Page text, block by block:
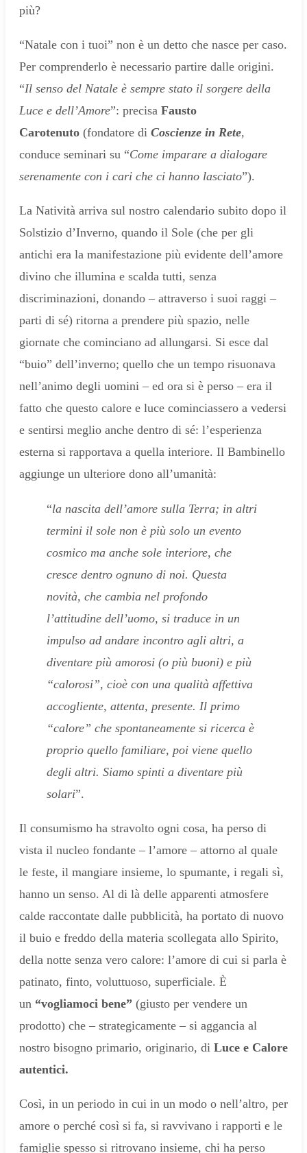
più?
“Natale con i tuoi” non è un detto che nasce per caso.
Per comprenderlo è necessario partire dalle origini.
“Il senso del Natale è sempre stato il sorgere della
Luce e dell’Amore”: precisa Fausto
Carotenuto (fondatore di Coscienze in Rete,
conduce seminari su “Come imparare a dialogare
serenamente con i cari che ci hanno lasciato”).
La Natività arriva sul nostro calendario subito dopo il
Solstizio d’Inverno, quando il Sole (che per gli
antichi era la manifestazione più evidente dell’amore
divino che illumina e scalda tutti, senza
discriminazioni, donando – attraverso i suoi raggi –
parti di sé) ritorna a prendere più spazio, nelle
giornate che cominciano ad allungarsi. Si esce dal
“buio” dell’inverno; quello che un tempo risuonava
nell’animo degli uomini – ed ora si è perso – era il
fatto che questo calore e luce cominciassero a vedersi
e sentirsi meglio anche dentro di sé: l’esperienza
esterna si rapportava a quella interiore. Il Bambinello
aggiunge un ulteriore dono all’umanità:
“la nascita dell’amore sulla Terra; in altri
termini il sole non è più solo un evento
cosmico ma anche sole interiore, che
cresce dentro ognuno di noi. Questa
novità, che cambia nel profondo
l’attitudine dell’uomo, si traduce in un
impulso ad andare incontro agli altri, a
diventare più amorosi (o più buoni) e più
“calorosi”, cioè con una qualità affettiva
accogliente, attenta, presente. Il primo
“calore” che spontaneamente si ricerca è
proprio quello familiare, poi viene quello
degli altri. Siamo spinti a diventare più
solari”.
Il consumismo ha stravolto ogni cosa, ha perso di
vista il nucleo fondante – l’amore – attorno al quale
le feste, il mangiare insieme, lo spumante, i regali sì,
hanno un senso. Al di là delle apparenti atmosfere
calde raccontate dalle pubblicità, ha portato di nuovo
il buio e freddo della materia scollegata allo Spirito,
della notte senza vero calore: l’amore di cui si parla è
patinato, finto, voluttuoso, superficiale. È
un “vogliamoci bene” (giusto per vendere un
prodotto) che – strategicamente – si aggancia al
nostro bisogno primario, originario, di Luce e Calore
autentici.
Così, in un periodo in cui in un modo o nell’altro, per
amore o perché così si fa, si ravvivano i rapporti e le
famiglie spesso si ritrovano insieme, chi ha perso